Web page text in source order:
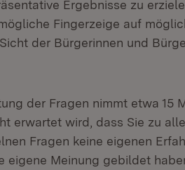
Ergebnisse zu
Fingerzeige auf
der Bürgerinnen und
der Fragen nimmt etwa 15
erwartet wird, dass Sie zu
Fragen keine eigenen
eigene Meinung gebildet